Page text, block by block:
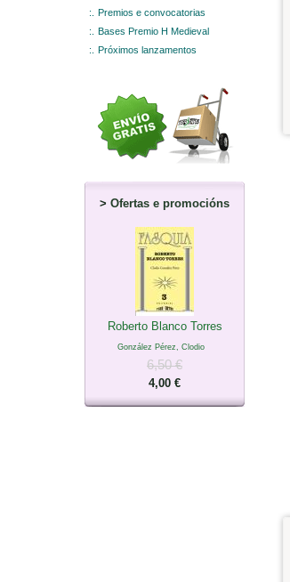
:.
Premios e convocatorias
:.
Bases Premio H Medieval
:.
Próximos lanzamentos
> Ofertas e promocións
Roberto Blanco Torres
González Pérez, Clodio
6,50 €
4,00 €